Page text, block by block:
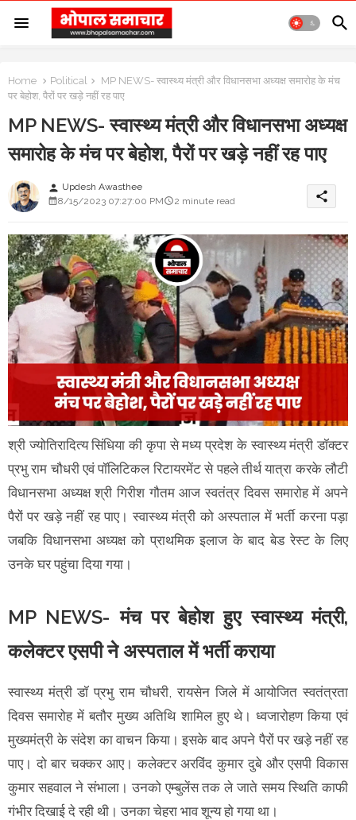
Home Political
MP NEWS- स्वास्थ्य मंत्री और विधानसभा अध्यक्ष समारोह के मंच
पर बेहोश, पैरों पर खड़े नहीं रह पाए
MP NEWS- स्वास्थ्य मंत्री और विधानसभा अध्यक्ष
समारोह के मंच पर बेहोश, पैरों पर खड़े नहीं रह पाए
person Updesh Awasthee
8/15/2023 07:27:00 PM
2 minute read share
श्री ज्योतिरादित्य सिंधिया की कृपा से मध्य प्रदेश के स्वास्थ्य मंत्री डॉक्टर
प्रभु राम चौधरी एवं पॉलिटिकल रिटायरमेंट से पहले तीर्थ यात्रा करके लौटी
विधानसभा अध्यक्ष श्री गिरीश गौतम आज स्वतंत्र दिवस समारोह में अपने
पैरों पर खड़े नहीं रह पाए। स्वास्थ्य मंत्री को अस्पताल में भर्ती करना पड़ा
जबकि विधानसभा अध्यक्ष को प्राथमिक इलाज के बाद बेड रेस्ट के लिए
उनके घर पहुंचा दिया गया।
MP NEWS- मंच पर बेहोश हुए स्वास्थ्य मंत्री,
कलेक्टर एसपी ने अस्पताल में भर्ती कराया
स्वास्थ्य मंत्री डॉ प्रभु राम चौधरी, रायसेन जिले में आयोजित स्वतंत्रता
दिवस समारोह में बतौर मुख्य अतिथि शामिल हुए थे। ध्वजारोहण किया एवं
मुख्यमंत्री के संदेश का वाचन किया। इसके बाद अपने पैरों पर खड़े नहीं रह
पाए। दो बार चक्कर आए। कलेक्टर अरविंद कुमार दुबे और एसपी विकास
कुमार सहवाल ने संभाला। उनको एम्बुलेंस तक ले जाते समय स्थिति काफी
गंभीर दिखाई दे रही थी। उनका चेहरा भाव शून्य हो गया था।